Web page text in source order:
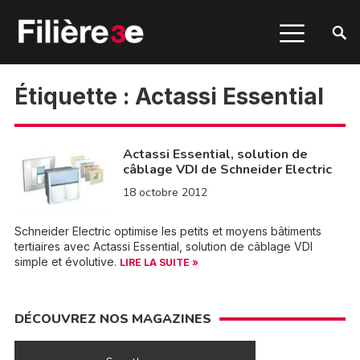
Étiquette : Actassi Essential
Actassi Essential, solution de
câblage VDI de Schneider Electric
18 octobre 2012
Schneider Electric optimise les petits et moyens bâtiments
tertiaires avec Actassi Essential, solution de câblage VDI
simple et évolutive. LIRE LA SUITE »
DÉCOUVREZ NOS MAGAZINES